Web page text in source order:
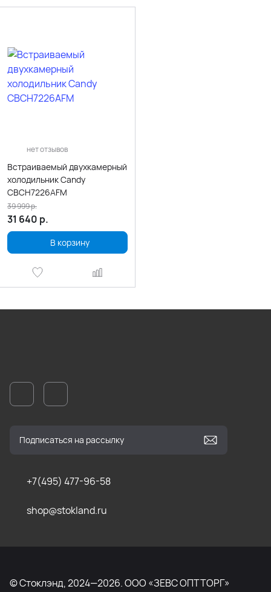
нет отзывов
Встраиваемый двухкамерный
холодильник Candy
CBCH7226AFM
31 640 р.
39 999р.
В корзину
+7(495) 477-96-58
shop@stokland.ru
© Стоклэнд, 2024—2026. ООО «ЗЕВС ОПТТОРГ»